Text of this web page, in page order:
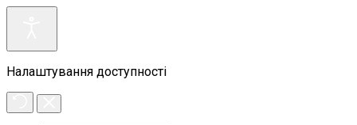
Налаштування доступності